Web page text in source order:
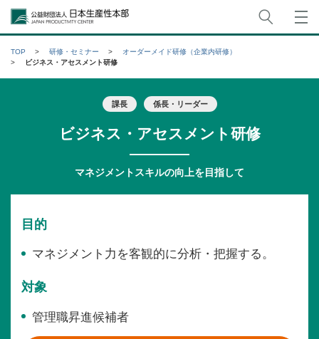
公益財団法人日本生産性本部
TOP 研修・セミナー
オーダーメイド研修（企業内研修）
ビジネス・アセスメント研修
課長 係長・リーダー
ビジネス・アセスメント研修
マネジメントスキルの向上を目指して
目的
マネジメント力を客観的に分析・把握する。
対象
管理職昇進候補者